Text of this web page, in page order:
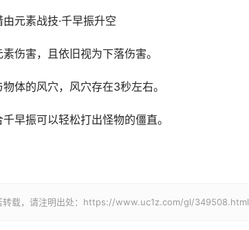
元素战技·千早振升空
伤害，且依旧视为下落伤害。
体的风穴，风穴存在3秒左右。
早振可以轻松打出怪物的僵直。
转载，请注明出处：https://www.uc1z.com/gl/349508.html